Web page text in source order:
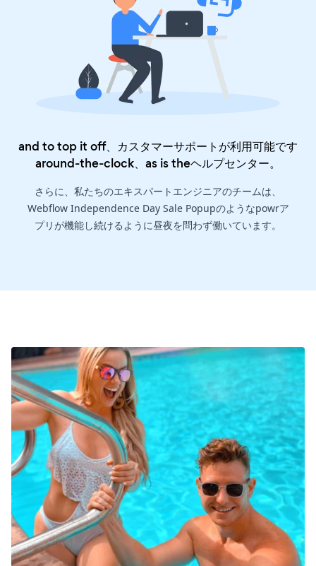
and to top it off、カスタマーサポートが利用可能です
around-the-clock、as is theヘルプセンター。
さらに、私たちのエキスパートエンジニアのチームは、
Webflow Independence Day Sale Popupのようなpowrア
プリが機能し続けるように昼夜を問わず働いています。